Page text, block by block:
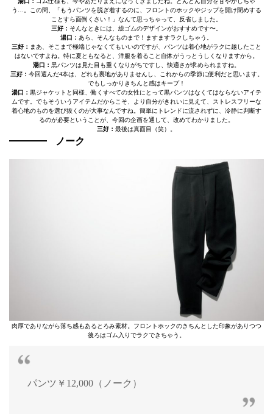
う…。この間、「もうパンツを脱ぎ着するのに、フロントのホックやジップを開け閉めする
ことすら面倒くさい！」なんて思っちゃって、反省しました。
三好： そんなときには、総ゴムのデザインがおすすめです〜。
湯口： あら、そんなものまで！ますますラクしちゃう。
三好： まあ、そこまで極端じゃなくてもいいのですが、パンツは着心地がラクに越したこと
はないですよね。特に夏ともなると、洋服を着ること自体がうっとうしくなりますから。
湯口： 黒パンツは見た目も重くなりがちですし、快適さが求められますね。
三好： 今回選んだ4本は、どれも裏地がありませんし、これからの季節に便利だと思います。
でもしっかりきちんと感はキープ！
湯口： 黒ジャケットと同様、働くすべての女性にとって黒パンツはなくてはならないアイテ
ムです。でもそういうアイテムだからこそ、より自分がきれいに見えて、ストレスフリーな
着心地のものを選び抜くのが大事なんですね。簡単にトレンドに流されずに、冷静に判断す
るのが必要ということが、今回の企画を通して、改めてわかりました。
三好： 最後は真面目（笑）。
ノーク
肉厚でありながら落ち感もあるとろみ素材。フロントホックのきちんとした印象がありつつ
後ろはゴム入りでラクできちゃう。
パンツ￥12,000（ノーク）